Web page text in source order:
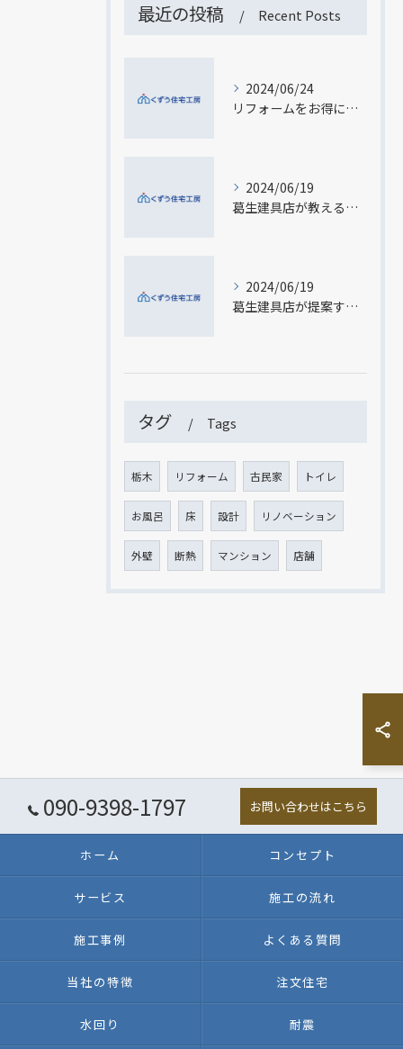
最近の投稿 Recent Posts
2024/06/24
リフォームをお得に！栃木市の補助金制度を徹底解説
2024/06/19
葛生建具店が教える！館林市でリフォーム無料見積もりを最大限に活用するには？
2024/06/19
葛生建具店が提案する佐野市のリフォーム無料見積もりサービス
タグ Tags
栃木 リフォーム 古民家 トイレ
お風呂 床 設計 リノベーション
外壁 断熱 マンション 店舗
090-9398-1797 お問い合わせはこちら
ホーム コンセプト
サービス 施工の流れ
施工事例 よくある質問
当社の特徴 注文住宅
水回り 耐震